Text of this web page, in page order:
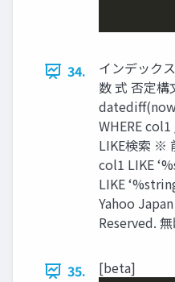
34.
インデック
数 式 否定構
WHERE
LIKE検索 ※
col1 LIKE
LIKE
Yahoo
Reserved.
35. [beta]